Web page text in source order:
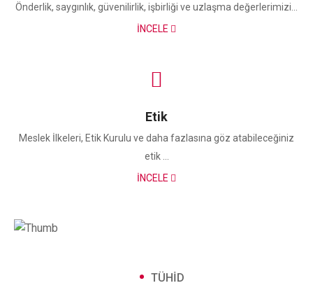
Önderlik, saygınlık, güvenilirlik, işbirliği ve uzlaşma değerlerimizi...
İNCELE
Etik
Meslek İlkeleri, Etik Kurulu ve daha fazlasına göz atabileceğiniz
etik ...
İNCELE
TÜHİD